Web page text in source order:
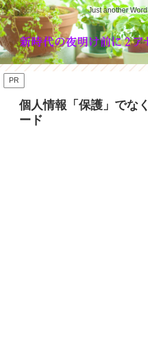
Just another
PR
個人情報「保護」でな
ード